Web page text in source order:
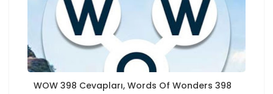
WOW 398 Cevapları, Words Of Wonders 398